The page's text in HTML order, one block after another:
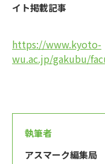
イト掲載記事
https://www.kyoto-
wu.ac.jp/gakubu/
執筆者
アスマーク編集局